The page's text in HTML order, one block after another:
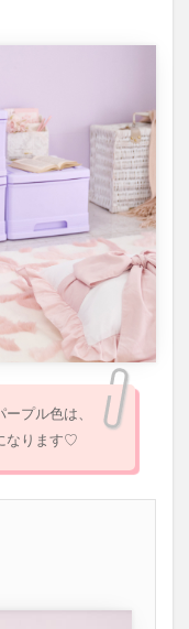
プル色は、
なります♡